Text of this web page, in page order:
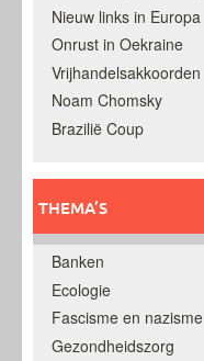
Nieuw links in Europa
Onrust in Oekraine
Vrijhandelsakkoorden
Noam Chomsky
Brazilië Coup
THEMA’S
Banken
Ecologie
Fascisme en nazisme
Gezondheidszorg